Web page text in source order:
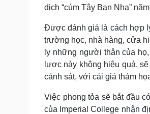
dịch “cúm Tây Ban Nha”
Được đánh giá là cách hợp
trường học, nhà hàng, cửa
ly những người thân của
lược này không hiệu quả,
cảnh sát, với cái giá thảm
Việc phong tỏa sẽ bắt đầu
của Imperial College nhận